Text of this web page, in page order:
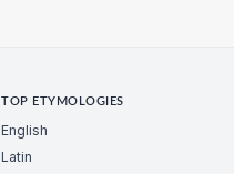
TOP ETYMOLOGIES
English
Latin